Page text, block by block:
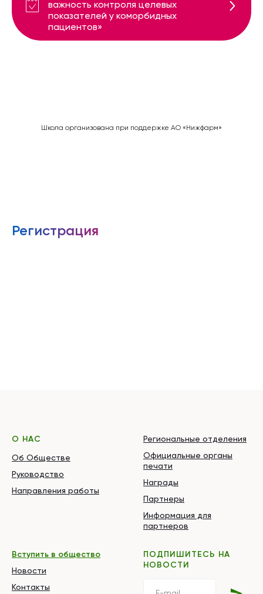
важность контроля целевых
показателей у коморбидных
пациентов»
Школа организована при поддержке АО «Нижфарм»
Регистрация
О НАС
Об Обществе
Руководство
Направления работы
Региональные отделения
Официальные органы
печати
Награды
Партнеры
Информация для
партнеров
Вступить в общество
Новости
Контакты
ПОДПИШИТЕСЬ НА
НОВОСТИ